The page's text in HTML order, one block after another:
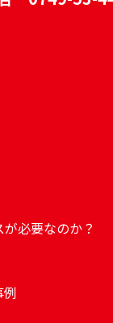
必要なのか？
例